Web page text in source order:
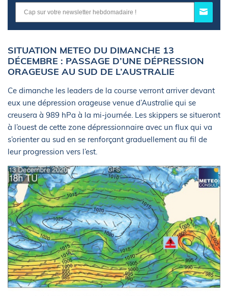
SITUATION METEO DU DIMANCHE 13
DÉCEMBRE : PASSAGE D’UNE DÉPRESSION
ORAGEUSE AU SUD DE L’AUSTRALIE
Ce dimanche les leaders de la course verront arriver devant
eux une dépression orageuse venue d’Australie qui se
creusera à 989 hPa à la mi-journée. Les skippers se situeront
à l’ouest de cette zone dépressionnaire avec un flux qui va
s’orienter au sud en se renforçant graduellement au fil de
leur progression vers l’est.